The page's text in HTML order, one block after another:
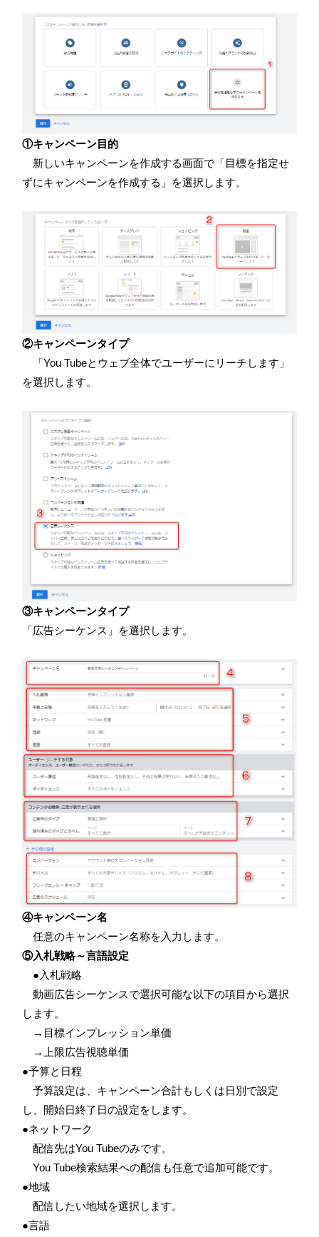
①キャンペーン目的
新しいキャンペーンを作成する画面で「目標を指定せ
ずにキャンペーンを作成する」を選択します。
②キャンペーンタイプ
「You Tubeとウェブ全体でユーザーにリーチします」
を選択します。
③キャンペーンタイプ
「広告シーケンス」を選択します。
④キャンペーン名
任意のキャンペーン名称を入力します。
⑤入札戦略～言語設定
●入札戦略
動画広告シーケンスで選択可能な以下の項目から選択
します。
→目標インプレッション単価
→上限広告視聴単価
●予算と日程
予算設定は、キャンペーン合計もしくは日別で設定
し、開始日終了日の設定をします。
●ネットワーク
配信先はYou Tubeのみです。
You Tube検索結果への配信も任意で追加可能です。
●地域
配信したい地域を選択します。
●言語